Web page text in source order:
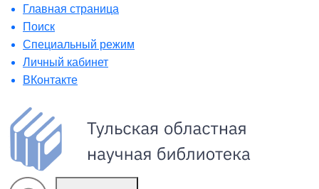
Главная страница
Поиск
Специальный режим
Личный кабинет
ВКонтакте